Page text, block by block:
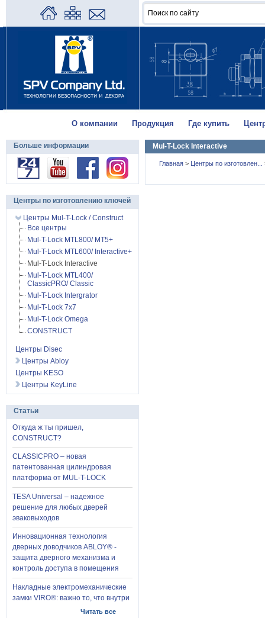
О компании Продукция Где купить
Mul-T-Lock Interactive
Главная > Центры по изготовлен...
Больше информации
Центры по изготовлению ключей
Центры Mul-T-Lock / Construct
Все центры
Mul-T-Lock MTL800/ MT5+
Mul-T-Lock MTL600/ Interactive+
Mul-T-Lock Interactive
Mul-T-Lock MTL400/
ClassicPRO/ Classic
Mul-T-Lock Intergrator
Mul-T-Lock 7x7
Mul-T-Lock Omega
CONSTRUCT
Центры Disec
Центры Abloy
Центры KESO
Центры KeyLine
Статьи
Откуда ж ты пришел,
CONSTRUCT?
CLASSICPRO – новая
патентованная цилиндровая
платформа от MUL-T-LOCK
TESA Universal – надежное
решение для любых дверей
эваковыходов
Инновационная технология
дверных доводчиков ABLOY® -
защита дверного механизма и
контроль доступа в помещения
Накладные электромеханические
замки VIRO®: важно то, что внутри
Читать все